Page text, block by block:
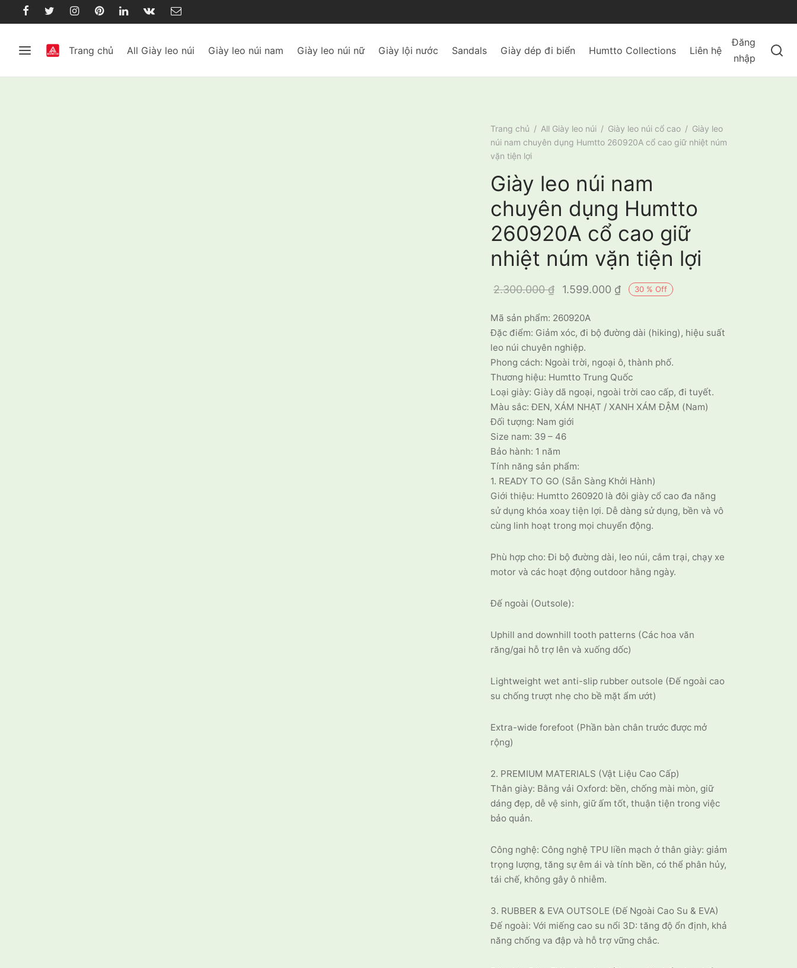
Trang chủ All Giày leo núi Giày leo núi nam Giày leo núi nữ Giày lội nước Sandals Giày dép đi biển Humtto Collections Liên hệ
Đăng
nhập
Trang chủ / All Giày leo núi / Giày leo núi cổ cao / Giày leo
núi nam chuyên dụng Humtto 260920A cổ cao giữ nhiệt núm
vặn tiện lợi
Giày leo núi nam
chuyên dụng Humtto
260920A cổ cao giữ
nhiệt núm vặn tiện lợi
30 % Off
2.300.000₫
Giá gốc là:
1.599.000 ₫ Giá hiện tại
Mã sản phẩm: 260920A
Đặc điểm: Giảm xóc, đi bộ đường dài (hiking), hiệu suất
leo núi chuyên nghiệp.
Phong cách: Ngoài trời, ngoại ô, thành phố.
Thương hiệu: Humtto Trung Quốc
Loại giày: Giày dã ngoại, ngoài trời cao cấp, đi tuyết.
Màu sắc: ĐEN, XÁM NHẠT / XANH XÁM ĐẬM (Nam)
Đối tượng: Nam giới
Size nam: 39 – 46
Bảo hành: 1 năm
Tính năng sản phẩm:
1. READY TO GO (Sẵn Sàng Khởi Hành)
Giới thiệu: Humtto 260920 là đôi giày cổ cao đa năng
sử dụng khóa xoay tiện lợi. Dễ dàng sử dụng, bền và vô
cùng linh hoạt trong mọi chuyển động.
Phù hợp cho: Đi bộ đường dài, leo núi, cắm trại, chạy xe
motor và các hoạt động outdoor hằng ngày.
Đế ngoài (Outsole):
Uphill and downhill tooth patterns (Các hoa văn
răng/gai hỗ trợ lên và xuống dốc)
Lightweight wet anti-slip rubber outsole (Đế ngoài cao
su chống trượt nhẹ cho bề mặt ẩm ướt)
Extra-wide forefoot (Phần bàn chân trước được mở
rộng)
2. PREMIUM MATERIALS (Vật Liệu Cao Cấp)
Thân giày: Bằng vải Oxford: bền, chống mài mòn, giữ
dáng đẹp, dễ vệ sinh, giữ ấm tốt, thuận tiện trong việc
bảo quản.
Công nghệ: Công nghệ TPU liền mạch ở thân giày: giảm
trọng lượng, tăng sự êm ái và tính bền, có thể phân hủy,
tái chế, không gây ô nhiễm.
3. RUBBER & EVA OUTSOLE (Đế Ngoài Cao Su & EVA)
Đế ngoài: Với miếng cao su nổi 3D: tăng độ ổn định, khả
năng chống va đập và hỗ trợ vững chắc.